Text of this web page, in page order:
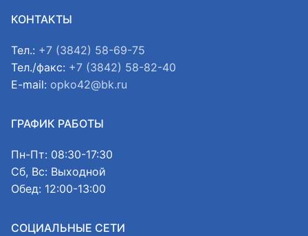
КОНТАКТЫ
Тел.: +7 (3842) 58-69-75
Тел./факс: +7 (3842) 58-82-40
E-mail: opko42@bk.ru
ГРАФИК РАБОТЫ
Пн-Пт: 08:30-17:30
Сб, Вс: Выходной
Обед: 12:00-13:00
СОЦИАЛЬНЫЕ СЕТИ